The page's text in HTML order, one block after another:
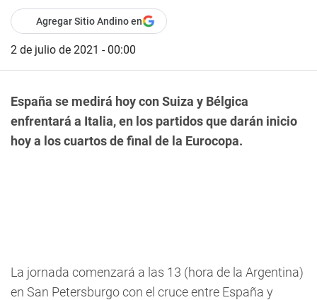
Agregar Sitio Andino en
2 de julio de 2021 - 00:00
España se medirá hoy con Suiza y Bélgica
enfrentará a Italia, en los partidos que darán inicio
hoy a los cuartos de final de la Eurocopa.
La jornada comenzará a las 13 (hora de la Argentina)
en San Petersburgo con el cruce entre España y